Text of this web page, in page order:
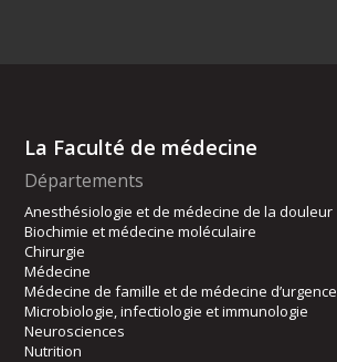
La Faculté de médecine
Départements
Anesthésiologie et de médecine de la douleur
Biochimie et médecine moléculaire
Chirurgie
Médecine
Médecine de famille et de médecine d’urgence
Microbiologie, infectiologie et immunologie
Neurosciences
Nutrition